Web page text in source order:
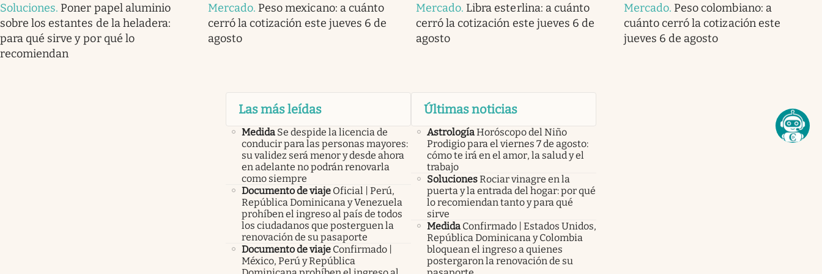
Soluciones. Poner papel aluminio
sobre los estantes de la heladera:
para qué sirve y por qué lo
recomiendan
Mercado. Peso mexicano: a cuánto
cerró la cotización este jueves 6 de
agosto
Mercado. Libra esterlina: a cuánto
cerró la cotización este jueves 6 de
agosto
Mercado. Peso colombiano: a
cuánto cerró la cotización este
jueves 6 de agosto
Las más leídas
Medida Se despide la licencia de
conducir para las personas mayores:
su validez será menor y desde ahora
en adelante no podrán renovarla
como siempre
Documento de viaje Oficial | Perú,
República Dominicana y Venezuela
prohíben el ingreso al país de todos
los ciudadanos que posterguen la
renovación de su pasaporte
Documento de viaje Confirmado |
México, Perú y República
Últimas noticias
AstrologíaHoróscopo del Niño
Prodigio para el viernes 7 de agosto:
cómo te irá en el amor, la salud y el
trabajo
SolucionesRociar vinagre en la
puerta y la entrada del hogar: por qué
lo recomiendan tanto y para qué
sirve
Medida Confirmado | Estados Unidos,
República Dominicana y Colombia
bloquean el ingreso a quienes
postergaron la renovación de su